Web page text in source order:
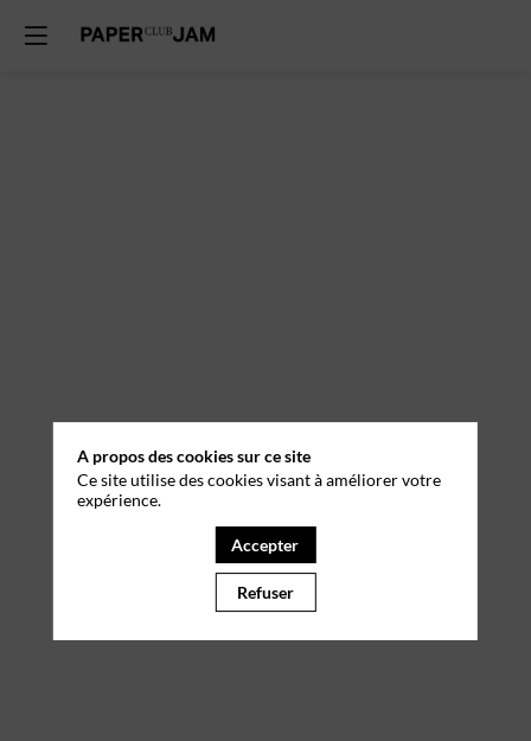
Il manque du contenu : rafraichissez votre navigateur
A propos des cookies sur ce site
Ce site utilise des cookies visant à améliorer votre
expérience.
Accepter
Refuser